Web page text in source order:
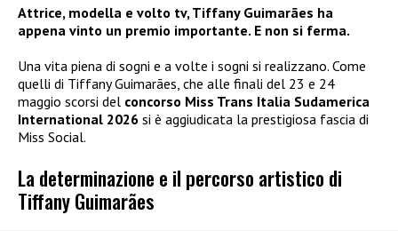
Attrice, modella e volto tv, Tiffany Guimarães ha
appena vinto un premio importante. E non si ferma.
Una vita piena di sogni e a volte i sogni si realizzano. Come
quelli di Tiffany Guimarães, che alle finali del 23 e 24
maggio scorsi del concorso Miss Trans Italia Sudamerica
International 2026 si è aggiudicata la prestigiosa fascia di
Miss Social.
La determinazione e il percorso artistico di
Tiffany Guimarães